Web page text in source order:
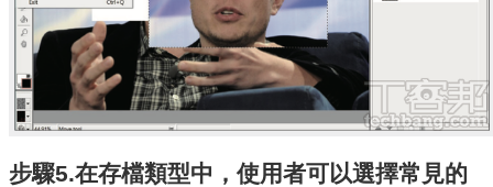
步驟5.在存檔類型中，使用者可以選擇常見的